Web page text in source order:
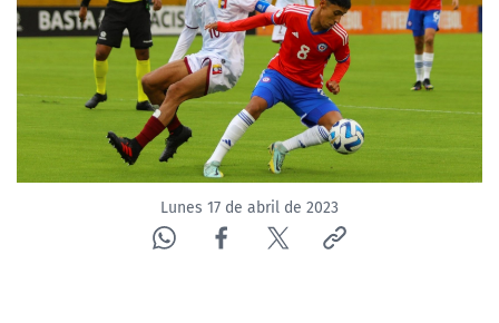
NTV
ACTUALIDAD Y TENDENCIAS
CORPORATIVO Y TRANSPARENCIA
CANAL DE DENUNCIAS
ÁREA DE PROYECTOS
Lunes 17 de abril de 2023